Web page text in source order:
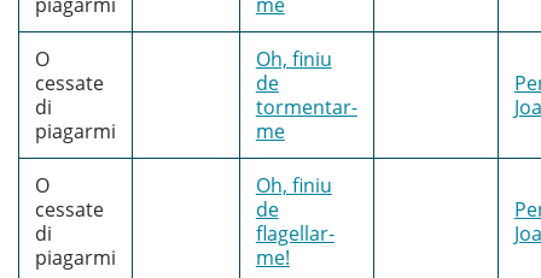
O
cessate
di
piagarmi
Oh, finiu
de
tormentar-
me
O
cessate
di
piagarmi
Oh, finiu
de
flagellar-
me!